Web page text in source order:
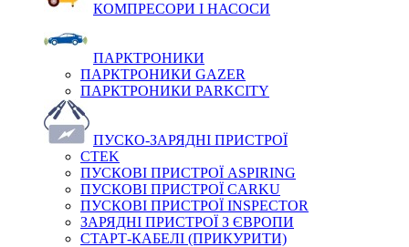
КОМПРЕСОРИ І НАСОСИ
ПАРКТРОНИКИ
ПАРКТРОНИКИ GAZER
ПАРКТРОНИКИ PARKCITY
ПУСКО-ЗАРЯДНІ ПРИСТРОЇ
CTEK
ПУСКОВІ ПРИСТРОЇ ASPIRING
ПУСКОВІ ПРИСТРОЇ CARKU
ПУСКОВІ ПРИСТРОЇ INSPECTOR
ЗАРЯДНІ ПРИСТРОЇ З ЄВРОПИ
СТАРТ-КАБЕЛІ (ПРИКУРИТИ)